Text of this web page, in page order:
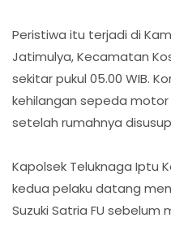
Peristiwa itu terjadi di
Jatimulya, Kecamatan
sekitar pukul 05.00 WIB.
kehilangan sepeda motor
setelah rumahnya
Kapolsek Teluknaga Iptu
kedua pelaku datang
Suzuki Satria FU sebelum